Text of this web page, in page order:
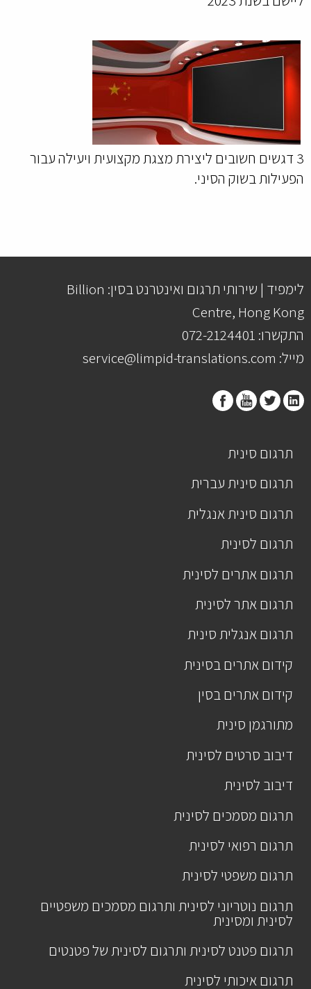
3 דגשים חשובים ליצירת מצגת מקצועית ויעילה עבור
הפעילות בשוק הסיני.
לימפיד | שירותי תרגום ואינטרנט בסין: Billion
Centre, Hong Kong
התקשרו: 072-2124401
מייל: service@limpid-translations.com
תרגום סינית
תרגום סינית עברית
תרגום סינית אנגלית
תרגום לסינית
תרגום אתרים לסינית
תרגום אתר לסינית
תרגום אנגלית סינית
קידום אתרים בסינית
קידום אתרים בסין
מתורגמן סינית
דיבוב סרטים לסינית
דיבוב לסינית
תרגום מסמכים לסינית
תרגום רפואי לסינית
תרגום משפטי לסינית
תרגום נוטריוני לסינית ותרגום מסמכים משפטיים
לסינית ומסינית
תרגום פטנט לסינית ותרגום לסינית של פטנטים
תרגום איכותי לסינית